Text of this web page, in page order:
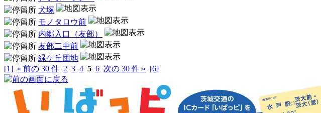
犬塚
モノタロウ前
内郷入口（友部）
友部二中前
緑ケ丘団地
[1] « 前の 30 件 2 3 4 5 6 次の 30 件 » [6]